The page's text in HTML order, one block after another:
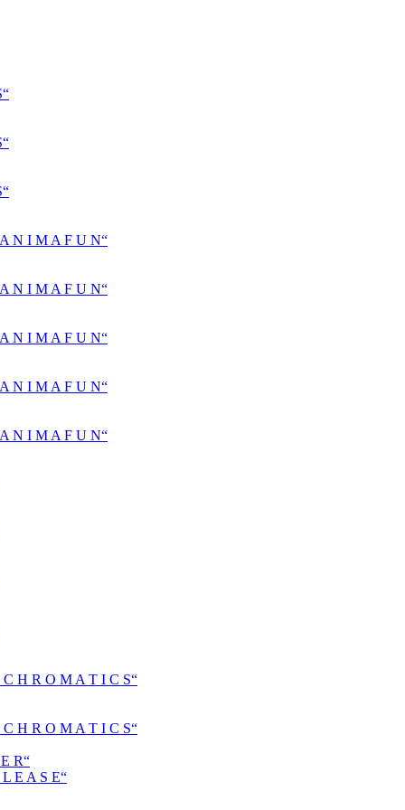
N I M A F U N“
N I M A F U N“
N I M A F U N“
N I M A F U N“
N I M A F U N“
H R O M A T I C S“
H R O M A T I C S“
R“
E A S E“